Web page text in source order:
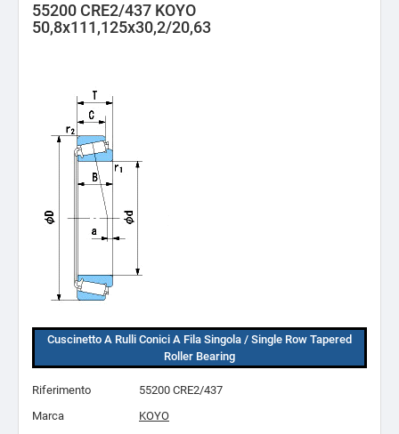
55200 CRE2/437 KOYO
50,8x111,125x30,2/20,63
Cuscinetto A Rulli Conici A Fila Singola / Single Row Tapered
Roller Bearing
Riferimento
55200 CRE2/437
Marca
KOYO